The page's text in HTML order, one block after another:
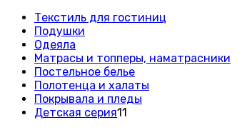
Текстиль для гостиниц
Подушки
Одеяла
Матрасы и топперы, наматрасники
Постельное белье
Полотенца и халаты
Покрывала и пледы
Детская серия11